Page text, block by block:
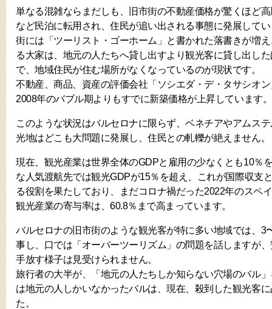
単なる混雑ならまだしも、旧市街の不動産価格が驚くほど
など民泊に転用され、住民が追い出される事態に発展して
街には「ツーリスト・ゴーホーム」と書かれた落書きが増
る大家は、地元の人たちへ貸し出すより観光客に貸し出し
で、地域住民が住む場所がなくなっているのが現状です。
不動産、商品、資産の評価会社「ソシエダ・デ・タサシオ
2008年のバブル期よりもすでに新築価格が上昇しています。
このような状況はバルセロナに限らず、ベネチアやアムス
光地はどこも大問題に発展し、住民との軋轢が絶えません。
現在、観光産業は世界全体のGDPと雇用の少なくとも10％
な人気渡航先では観光GDPが15％を超え、これが国際収支
る役割を果たしており、まだコロナ禍だった2022年のスペ
観光産業の寄与率は、60.8％まで高まっています。
バルセロナの旧市街のような観光客が特に多い地域では、3
事し、口では「オーバーツーリズム」の問題を話しますが
手放す様子は見受けられません。
旅行者の大半が、「地元の人たちしか知らない穴場のバル
は地元の人しかいなかったバルは、現在、殺到した観光客
た。